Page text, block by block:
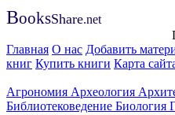
BooksShare.net
Главная О нас Добавить
книг Купить книги Карта
Агрономия Археология
Библиотековедение Биология